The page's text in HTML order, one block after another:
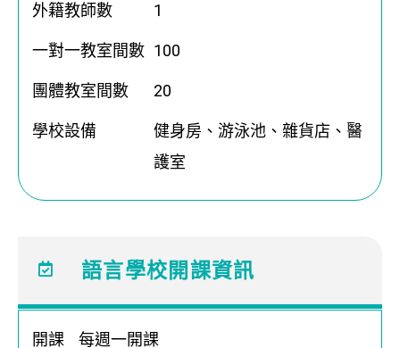
外籍教師數 1
一對一教室間數 100
團體教室間數 20
學校設備
健身房、游泳池、雜貨店、醫
護室
語言學校開課資訊
開課 每週一開課